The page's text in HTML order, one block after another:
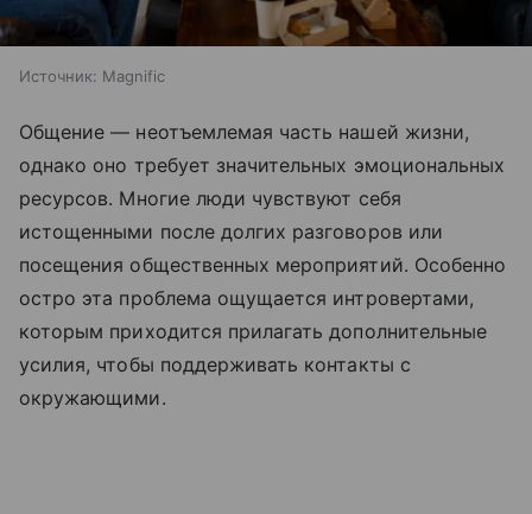
Источник: Magnific
Общение — неотъемлемая часть нашей жизни,
однако оно требует значительных эмоциональных
ресурсов. Многие люди чувствуют себя
истощенными после долгих разговоров или
посещения общественных мероприятий. Особенно
остро эта проблема ощущается интровертами,
которым приходится прилагать дополнительные
усилия, чтобы поддерживать контакты с
окружающими.